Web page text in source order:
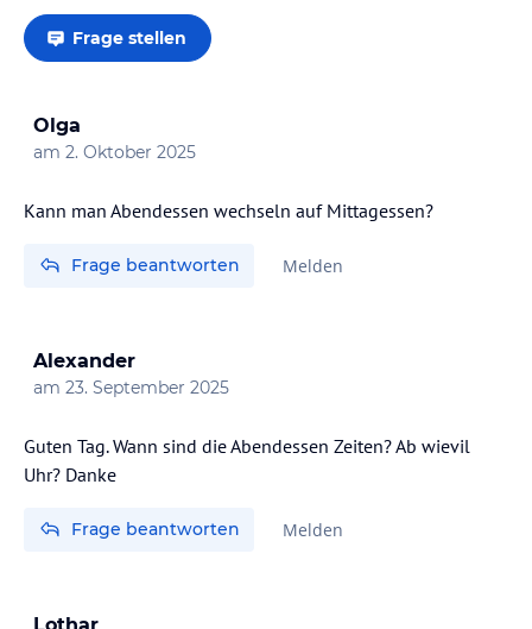
Frage stellen
Olga
am 2. Oktober 2025
Kann man Abendessen wechseln auf Mittagessen?
Frage beantworten Melden
Alexander
am 23. September 2025
Guten Tag. Wann sind die Abendessen Zeiten? Ab wievil
Uhr? Danke
Frage beantworten Melden